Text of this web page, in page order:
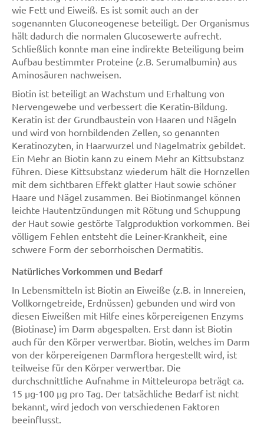
wie Fett und Eiweiß. Es ist somit auch an der
sogenannten Gluconeogenese beteiligt. Der Organismus
hält dadurch die normalen Glucosewerte aufrecht.
Schließlich konnte man eine indirekte Beteiligung beim
Aufbau bestimmter Proteine (z.B. Serumalbumin) aus
Aminosäuren nachweisen.
Biotin ist beteiligt an Wachstum und Erhaltung von
Nervengewebe und verbessert die Keratin-Bildung.
Keratin ist der Grundbaustein von Haaren und Nägeln
und wird von hornbildenden Zellen, so genannten
Keratinozyten, in Haarwurzel und Nagelmatrix gebildet.
Ein Mehr an Biotin kann zu einem Mehr an Kittsubstanz
führen. Diese Kittsubstanz wiederum hält die Hornzellen
mit dem sichtbaren Effekt glatter Haut sowie schöner
Haare und Nägel zusammen. Bei Biotinmangel können
leichte Hautentzündungen mit Rötung und Schuppung
der Haut sowie gestörte Talgproduktion vorkommen. Bei
völligem Fehlen entsteht die Leiner-Krankheit, eine
schwere Form der seborrhoischen Dermatitis.
Natürliches Vorkommen und Bedarf
In Lebensmitteln ist Biotin an Eiweiße (z.B. in Innereien,
Vollkorngetreide, Erdnüssen) gebunden und wird von
diesen Eiweißen mit Hilfe eines körpereigenen Enzyms
(Biotinase) im Darm abgespalten. Erst dann ist Biotin
auch für den Körper verwertbar. Biotin, welches im Darm
von der körpereigenen Darmflora hergestellt wird, ist
teilweise für den Körper verwertbar. Die
durchschnittliche Aufnahme in Mitteleuropa beträgt ca.
15 µg-100 µg pro Tag. Der tatsächliche Bedarf ist nicht
bekannt, wird jedoch von verschiedenen Faktoren
beeinflusst.